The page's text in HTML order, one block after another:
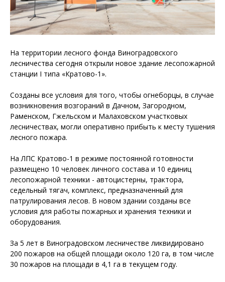
На территории лесного фонда Виноградовского
лесничества сегодня открыли новое здание лесопожарной
станции I типа «Кратово-1».
Созданы все условия для того, чтобы огнеборцы, в случае
возникновения возгораний в Дачном, Загородном,
Раменском, Гжельском и Малаховском участковых
лесничествах, могли оперативно прибыть к месту тушения
лесного пожара.
На ЛПС Кратово-1 в режиме постоянной готовности
размещено 10 человек личного состава и 10 единиц
лесопожарной техники - автоцистерны, трактора,
седельный тягач, комплекс, предназначенный для
патрулирования лесов. В новом здании созданы все
условия для работы пожарных и хранения техники и
оборудования.
За 5 лет в Виноградовском лесничестве ликвидировано
200 пожаров на общей площади около 120 га, в том числе
30 пожаров на площади в 4,1 га в текущем году.